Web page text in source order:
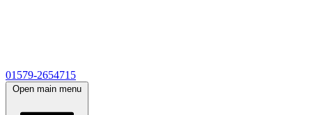
01579-2654715
Open main menu